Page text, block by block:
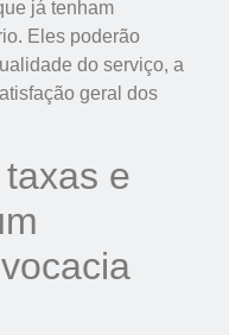
já tenham
Eles poderão
do serviço, a
geral dos
e